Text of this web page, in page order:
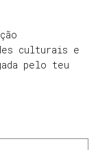
culturais e
pelo teu